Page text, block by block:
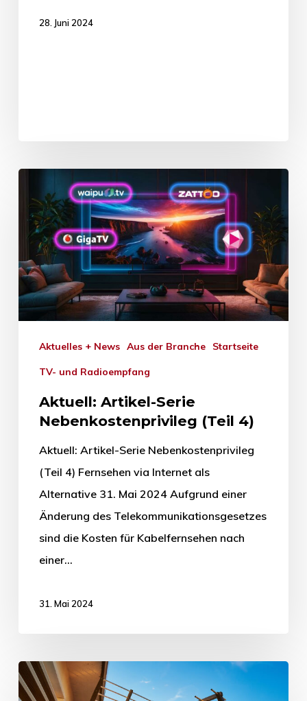
28. Juni 2024
Aktuelles + News Aus der Branche Startseite
TV- und Radioempfang
Aktuell: Artikel-Serie
Nebenkostenprivileg (Teil 4)
Aktuell: Artikel-Serie Nebenkostenprivileg
(Teil 4) Fernsehen via Internet als
Alternative 31. Mai 2024 Aufgrund einer
Änderung des Telekommunikationsgesetzes
sind die Kosten für Kabelfernsehen nach
einer…
31. Mai 2024